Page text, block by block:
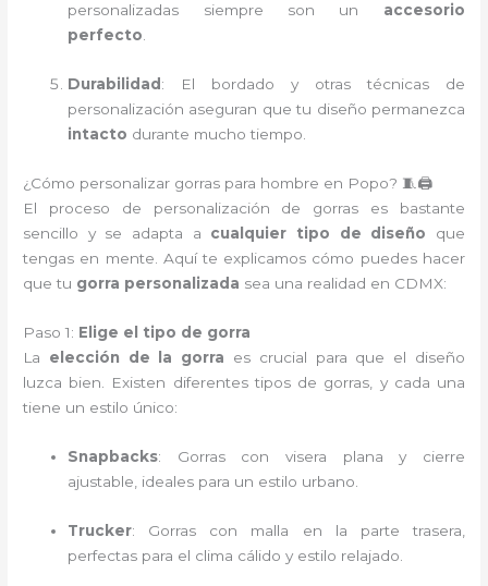
personalizadas siempre son un accesorio
perfecto.
Durabilidad : El bordado y otras técnicas de
personalización aseguran que tu diseño permanezca
intacto durante mucho tiempo.
¿Cómo personalizar gorras para hombre en Popo? 🧵🖨️
El proceso de personalización de gorras es bastante
sencillo y se adapta a cualquier tipo de diseño que
tengas en mente. Aquí te explicamos cómo puedes hacer
que tu gorra personalizada sea una realidad en CDMX:
Paso 1: Elige el tipo de gorra
La elección de la gorra es crucial para que el diseño
luzca bien. Existen diferentes tipos de gorras, y cada una
tiene un estilo único:
Snapbacks: Gorras con visera plana y cierre
ajustable, ideales para un estilo urbano.
Trucker: Gorras con malla en la parte trasera,
perfectas para el clima cálido y estilo relajado.